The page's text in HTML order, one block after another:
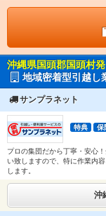
沖縄県国頭郡国頭村発
地域密着型引越し
サンプラネット
特典 保
プロの集団だから丁寧・安心
い致しますので、特に作業内
します。
沖